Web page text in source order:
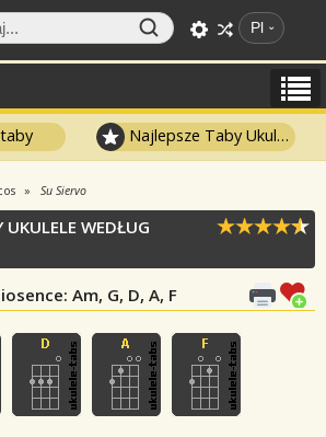
Pl
Najlepsze Taby Ukulele
Su Siervo
UKULELE WEDŁUG
: Am, G, D, A, F